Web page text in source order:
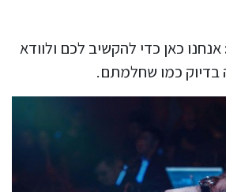
אנחנו כאן כדי להקשיב לכם ולוודא
בדיוק כמו שחלמתם.